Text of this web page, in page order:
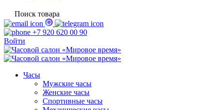
Поиск товара
+7 920 620 00 90
Войти
Часы
Мужские часы
Женские часы
Спортивные часы